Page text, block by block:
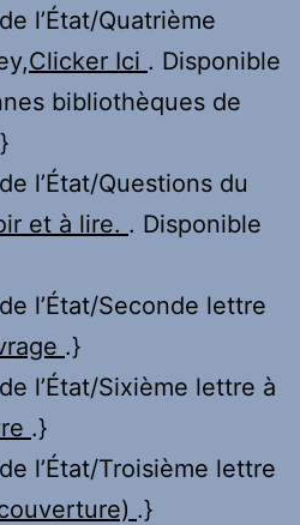
l’État/Quatrième
Clicker Ici . Disponible
bibliothèques de
l’État/Questions du
et à lire. . Disponible
l’État/Seconde lettre
.}
l’État/Sixième lettre à
.}
l’État/Troisième lettre
.}